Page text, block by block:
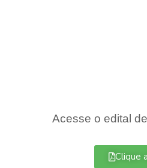
Acesse o edital
Clique